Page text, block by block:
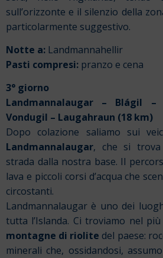
sull’orizzonte e il silenzio della
particolarmente suggestivo.
Notte a: Landmannahellir
Pasti compresi: pranzo e cena
3° giorno
Landmannalaugar – Blágil –
Vondugil – Laugahraun (18 km)
Dopo colazione saliamo sui
Landmannalaugar, che si trova
strada dalla nostra base. Il
lava e piccoli corsi d’acqua che
circostanti.
Landmannalaugar è uno dei
tutta l’Islanda. Ci troviamo nel
montagne di riolite del paese:
minerali che, ossidandosi,